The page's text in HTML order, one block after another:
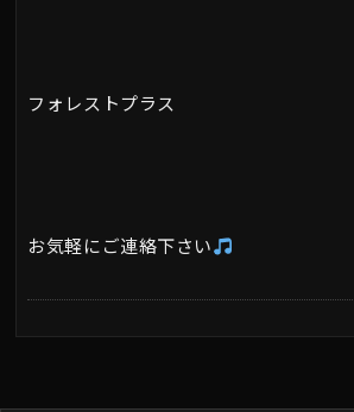
フォレストプラス
お気軽にご連絡下さい